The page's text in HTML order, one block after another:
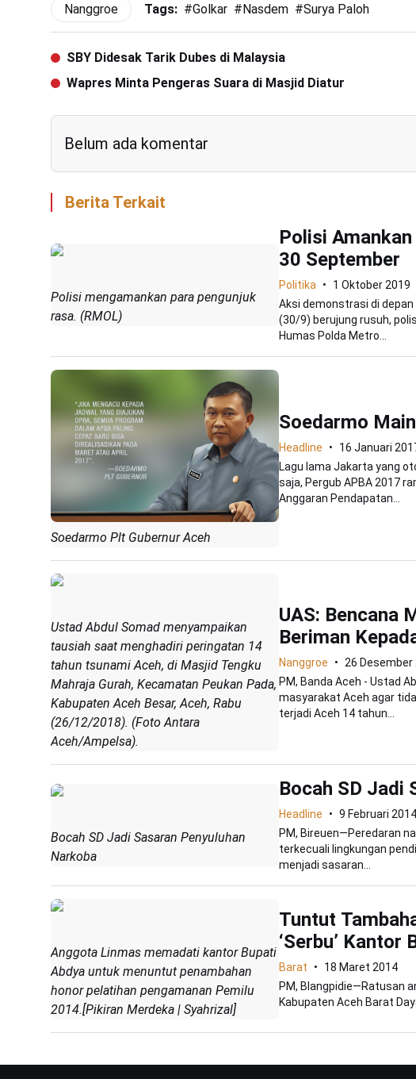
Nanggroe Tags: #Golkar #Nasdem #Surya Paloh
SBY Didesak Tarik Dubes di Malaysia
Wapres Minta Pengeras Suara di Masjid Diatur
Belum ada komentar
Berita Terkait
Polisi mengamankan para pengunjuk
rasa. (RMOL)
Polisi
30 September
Politika
1 Oktober 2019
Aksi demonstrasi di depan
(30/9) berujung rusuh,
Humas Polda Metro...
Soedarmo Plt Gubernur Aceh
Soedarmo
Headline
16 Januari
Lagu lama Jakarta yang
saja, Pergub APBA 2017
Anggaran Pendapatan...
Ustad Abdul Somad menyampaikan
tausiah saat menghadiri peringatan 14
tahun tsunami Aceh, di Masjid Tengku
Mahraja Gurah, Kecamatan Peukan Pada,
Kabupaten Aceh Besar, Aceh, Rabu
(26/12/2018). (Foto Antara
Aceh/Ampelsa).
UAS: Bencana
Beriman
Nanggroe
26 Desember
PM, Banda Aceh - Ustad
masyarakat Aceh agar
terjadi Aceh 14 tahun...
Bocah SD Jadi Sasaran Penyuluhan
Narkoba
Bocah SD Jadi
Headline
9 Februari 2014
PM, Bireuen—Peredaran
terkecuali lingkungan
menjadi sasaran...
Anggota Linmas memadati kantor Bupati
Abdya untuk menuntut penambahan
honor pelatihan pengamanan Pemilu
2014.[Pikiran Merdeka | Syahrizal]
Tuntut
‘Serbu’ Kantor
Barat
18 Maret 2014
PM, Blangpidie—Ratusan
Kabupaten Aceh Barat